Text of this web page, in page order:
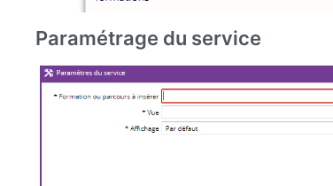
Paramétrage du service